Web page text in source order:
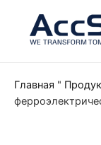
content
Главная "